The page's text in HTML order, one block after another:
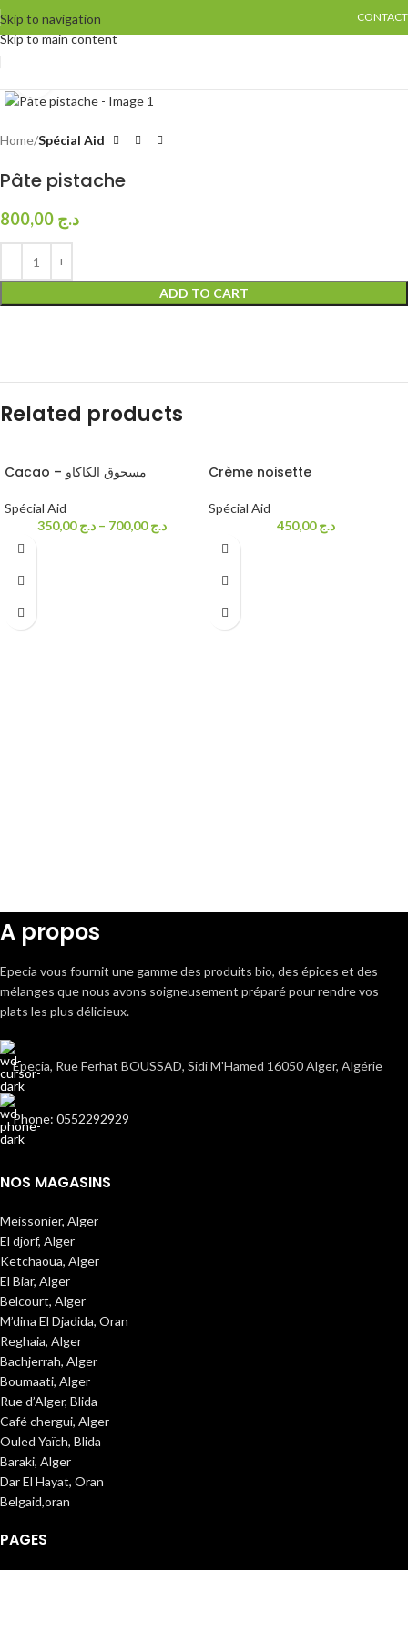
Skip to navigation
Skip to main content
CONTACT
Home Spécial Aid
Pâte pistache
د.ج
ADD TO CART
Related products
Cacao – مسحوق الكاكاو
Spécial Aid
د.ج350,00 – د.ج700,00
Crème noisette
Spécial Aid
د.ج450,00
A propos
Epecia vous fournit une gamme des produits bio, des épices et des
mélanges que nous avons soigneusement préparé pour rendre vos
plats les plus délicieux.
Epecia, Rue Ferhat BOUSSAD, Sidi M'Hamed 16050 Alger, Algérie
Phone: 0552292929
NOS MAGASINS
Meissonier, Alger
El djorf, Alger
Ketchaoua, Alger
El Biar, Alger
Belcourt, Alger
M’dina El Djadida, Oran
Reghaia, Alger
Bachjerrah, Alger
Boumaati, Alger
Rue d’Alger, Blida
Café chergui, Alger
Ouled Yaïch, Blida
Baraki, Alger
Dar El Hayat, Oran
Belgaid,oran
PAGES